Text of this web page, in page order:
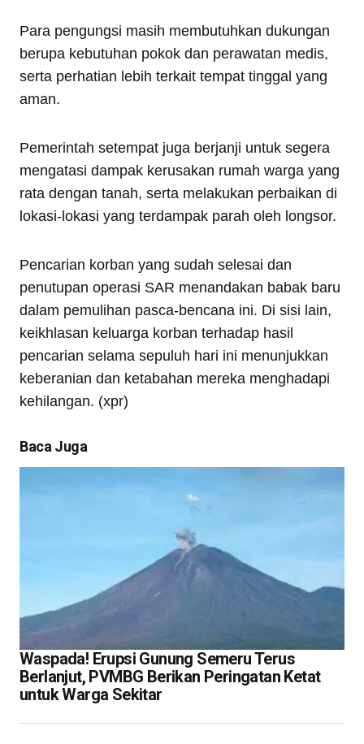
Para pengungsi masih membutuhkan dukungan
berupa kebutuhan pokok dan perawatan medis,
serta perhatian lebih terkait tempat tinggal yang
aman.
Pemerintah setempat juga berjanji untuk segera
mengatasi dampak kerusakan rumah warga yang
rata dengan tanah, serta melakukan perbaikan di
lokasi-lokasi yang terdampak parah oleh longsor.
Pencarian korban yang sudah selesai dan
penutupan operasi SAR menandakan babak baru
dalam pemulihan pasca-bencana ini. Di sisi lain,
keikhlasan keluarga korban terhadap hasil
pencarian selama sepuluh hari ini menunjukkan
keberanian dan ketabahan mereka menghadapi
kehilangan. (xpr)
Baca Juga
Waspada! Erupsi Gunung Semeru Terus
Berlanjut, PVMBG Berikan Peringatan Ketat
untuk Warga Sekitar